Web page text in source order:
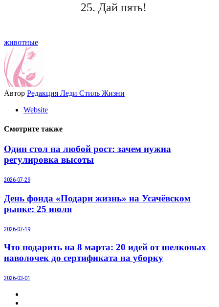
25. Дай пять!
животные
Автор Редакция Леди Стиль Жизни
Website
Смотрите также
Один стол на любой рост: зачем нужна
регулировка высоты
2026-07-29
День фонда «Подари жизнь» на Усачёвском
рынке: 25 июля
2026-07-19
Что подарить на 8 марта: 20 идей от шелковых
наволочек до сертификата на уборку
2026-03-01